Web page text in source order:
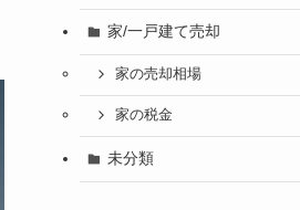
家/一戸建て売却
家の売却相場
家の税金
未分類